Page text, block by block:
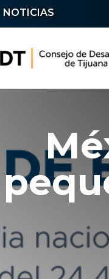
NOTICIAS